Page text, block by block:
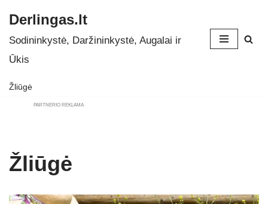
Skip
to
Derlingas.lt
Sodininkystė, Daržininkystė, Augalai ir
Ūkis
Žliūgė
PARTNERIO REKLAMA
Žliūgė